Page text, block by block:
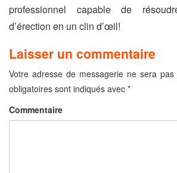
professionnel capable de
d’érection en un clin d’œil!
Laisser un commentaire
Votre adresse de messagerie ne sera pas
obligatoires sont indiqués avec *
Commentaire